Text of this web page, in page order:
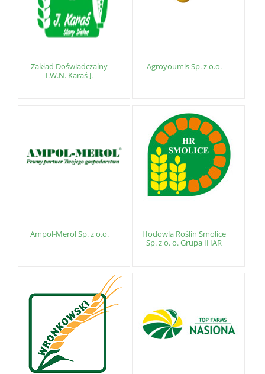
Zakład Doświadczalny
I.W.N. Karaś J.
Agroyoumis Sp. z o.o.
Ampol-Merol Sp. z o.o.
Hodowla Roślin Smolice
Sp. z o. o. Grupa IHAR